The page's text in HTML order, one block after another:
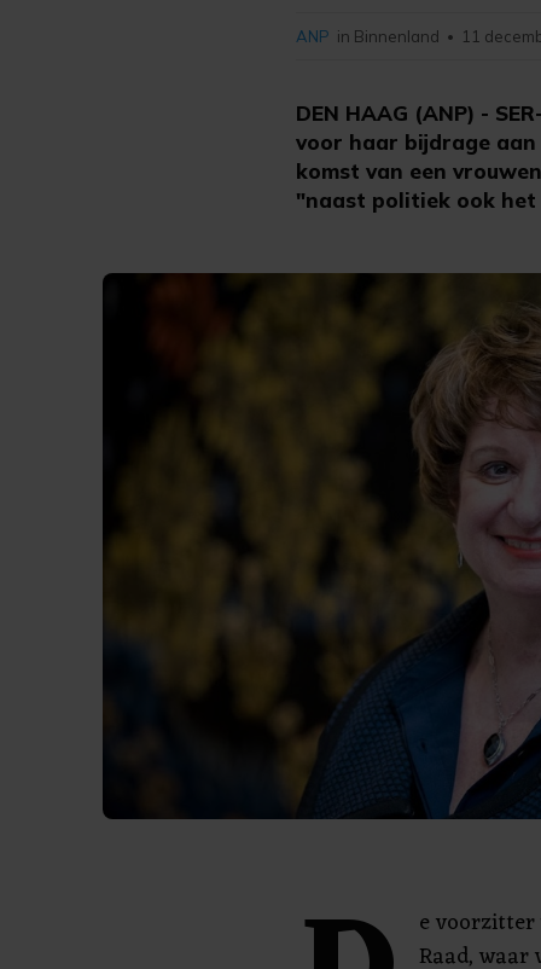
DEN HAAG (ANP) -
voor haar bijdrage
komst van een
"naast politiek ook het
ANP in Binnenland • 11
e voorzitter
Raad,